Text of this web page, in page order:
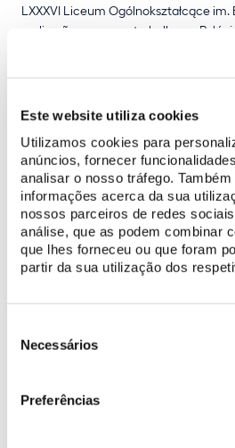
Este website utiliza cookies
Utilizamos cookies para
anúncios, fornecer
analisar o nosso tráfego.
informações acerca da sua
nossos parceiros de redes
análise, que as podem combinar
que lhes forneceu ou que foram
partir da sua utilização dos
Necessários
Preferências
LXXXVI Liceum Ogólnokształcące im.
realizarão o mesmo trabalho no
trabalhou: no Palácio Nacional de
prevista a presença dos alunos de
Nacional de Sintra e vice-versa.
Para além desta vertente, o programa
novos guias de visitadestinados ao
cada Palácio participante; a
com realidade aumentada, que visa
estabelecer pontes entre os dois
conferênciasobre narrativas e
património através das artes junto de